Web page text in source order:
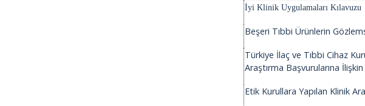
İyi Klinik Uygulamaları Kılavuzu
Beşeri Tıbbi Ürünlerin
Türkiye İlaç ve Tıbbi Cihaz
Araştırma Başvurularına İlişkin
Etik Kurullara Yapılan Klinik